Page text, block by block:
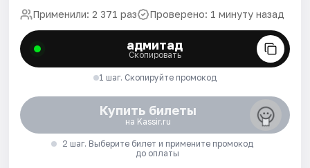
Применили: 2 371 раз Проверено: 1 минуту назад
адмитад
Скопировать
1 шаг. Скопируйте промокод
Купить билеты
на Kassir.ru
2 шаг. Выберите билет и примените промокод
до оплаты